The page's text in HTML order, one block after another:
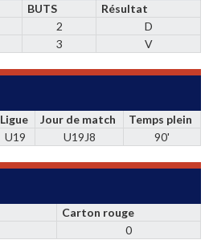
BUTS
Résultat
2
D
3 V
Ligue Jour de match
Temps plein
U19 U19J8 90'
Carton rouge
0